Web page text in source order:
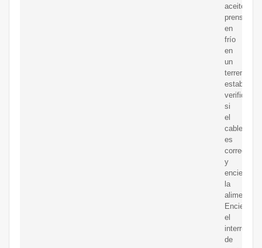
aceite
prensado
en
frío
en
un
terreno
estable,
verifique
si
el
cableado
es
correcto
y
encienda
la
Encienda
el
interruptor
de